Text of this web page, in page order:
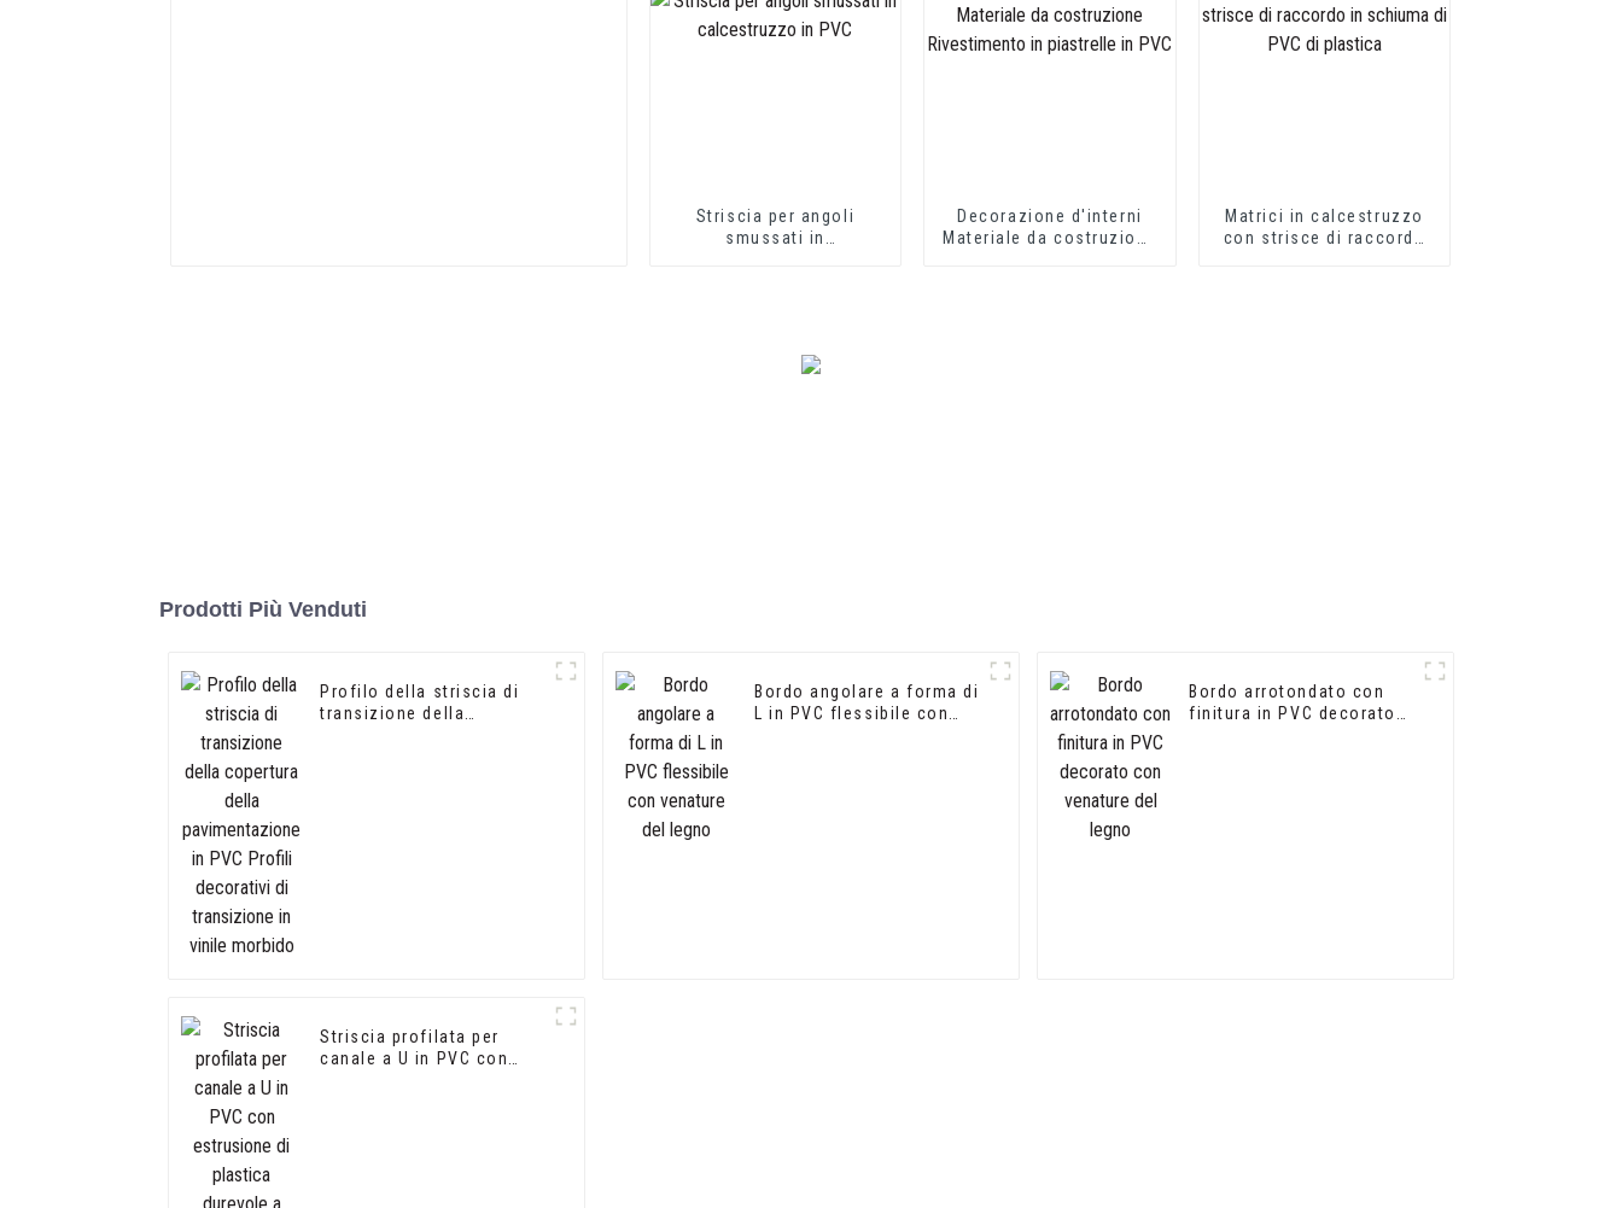
Striscia per angoli
smussati in
Decorazione d'interni
Materiale da costruzione
Matrici in calcestruzzo
con strisce di raccordo
Prodotti Più Venduti
Profilo della striscia di
transizione della
Bordo angolare a forma di
L in PVC flessibile con
Bordo arrotondato con
finitura in PVC decorato
Striscia profilata per
canale a U in PVC con